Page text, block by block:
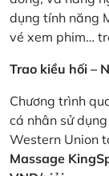
dụng tính năng
vé xem phim…
Trao kiều hối –
Chương trình
cá nhân sử
Western Union
Massage